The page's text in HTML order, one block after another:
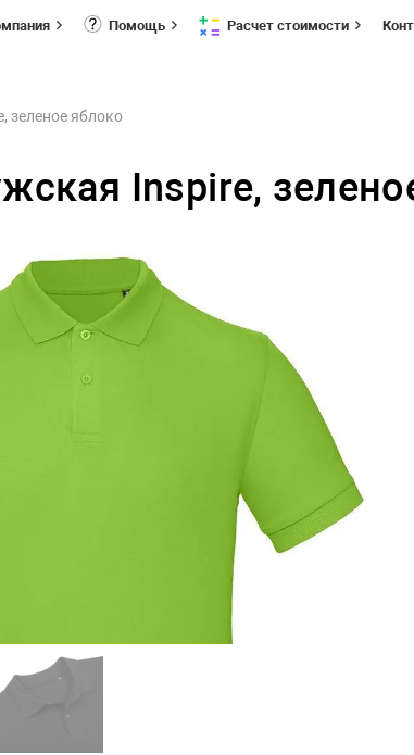
Помощь Расчет стоимости
зеленое яблоко
Inspire,